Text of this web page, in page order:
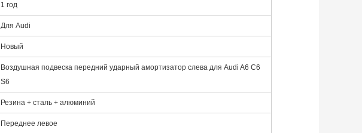
1 год
Для Audi
Новый
Воздушная подвеска передний ударный амортизатор слева для Audi A6 C6
S6
Резина + сталь + алюминий
Переднее левое